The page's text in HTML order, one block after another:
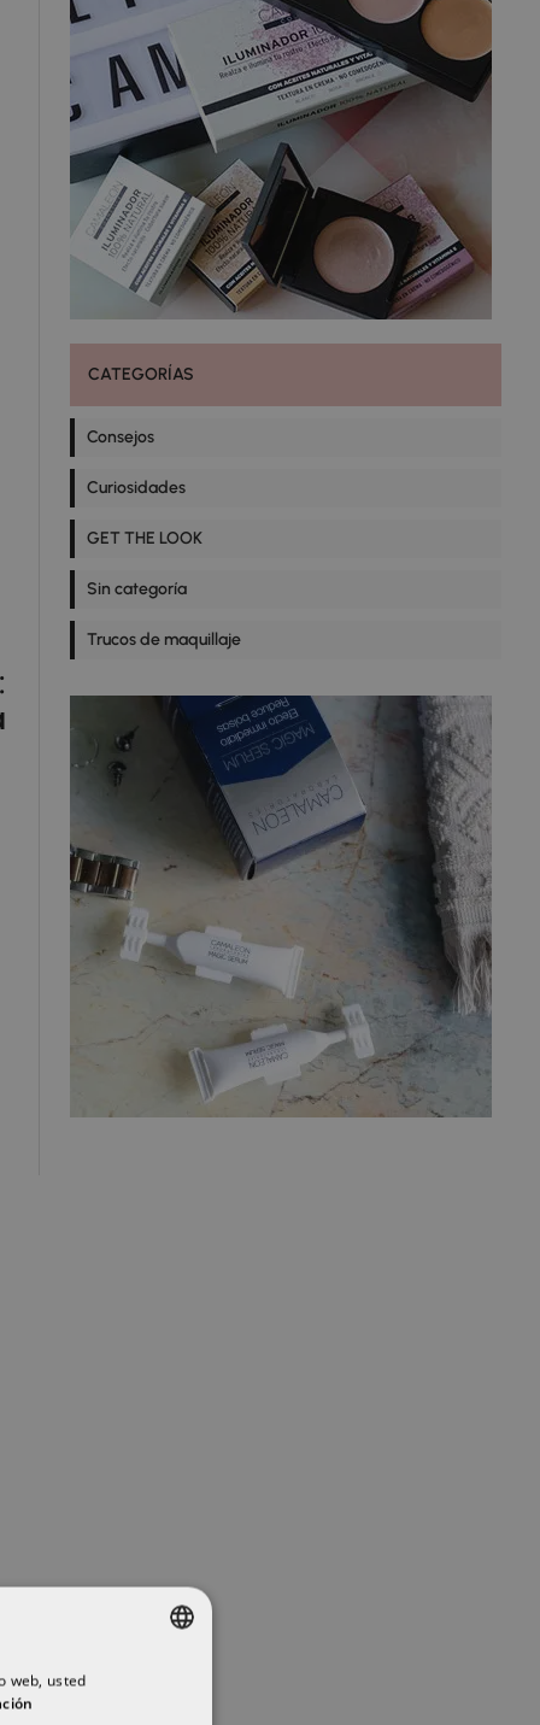
CATEGORÍAS
Consejos
Curiosidades
GET THE LOOK
Sin categoría
Trucos de maquillaje
web, usted